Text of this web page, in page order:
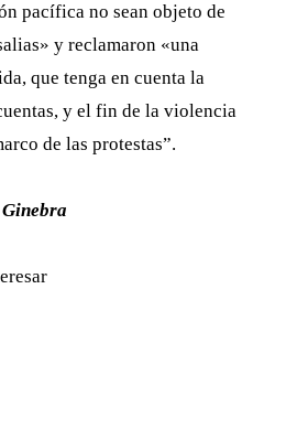
pacífica no sean objeto de
y reclamaron «una
que tenga en cuenta la
y el fin de la violencia
de las protestas”.